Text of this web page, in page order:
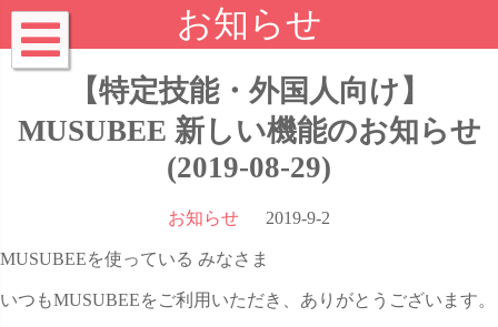
お知らせ
【特定技能・外国人向け】
MUSUBEE 新しい機能のお知らせ
(2019-08-29)
お知らせ 2019-9-2
MUSUBEEを使っている みなさま
いつもMUSUBEEをご利用いただき、ありがとうございます。